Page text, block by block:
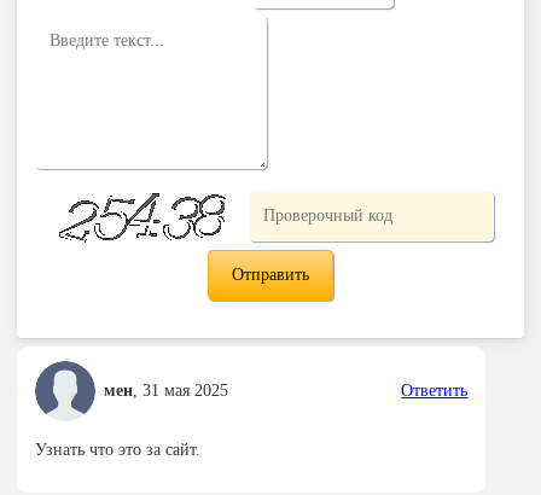
мен, 31 мая 2025 Ответить
Узнать что это за сайт.